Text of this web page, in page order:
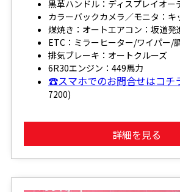
黒革ハンドル：ディスプレイオー
カラーバックカメラ／モニタ：キ
煤焼き：オートエアコン：坂道発
ETC：ミラーヒーター/ワイパー/
排気ブレーキ：オートクルーズ
6R30エンジン：449馬力
☎スマホでのお問合せはコチ
7200)
詳細を見る